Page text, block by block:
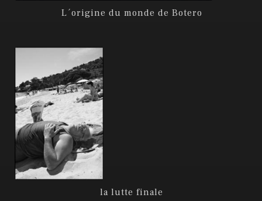
L´origine du monde de Botero
la lutte finale